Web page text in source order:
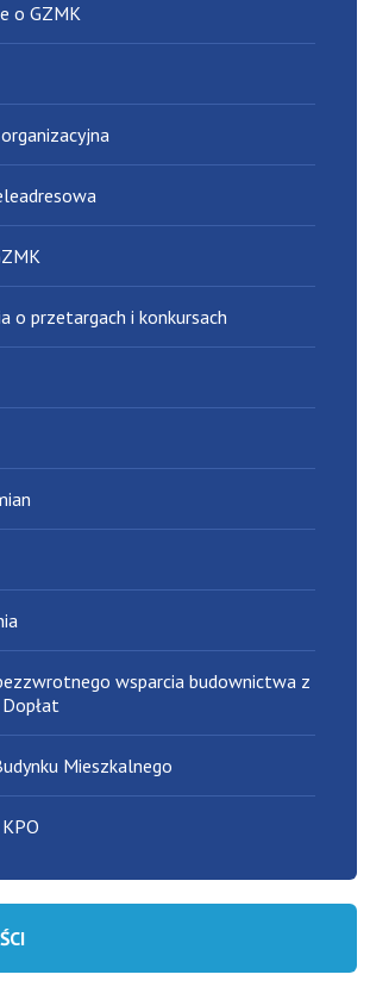
o GZMK
o przetargach i konkursach
wsparcia budownictwa z
Mieszkalnego